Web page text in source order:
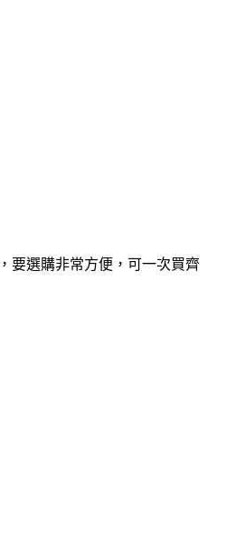
要選購非常方便，可一次買齊